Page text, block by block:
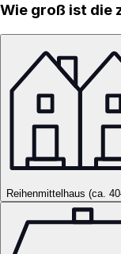
Wie groß ist die
Reihenmittelhaus (ca.